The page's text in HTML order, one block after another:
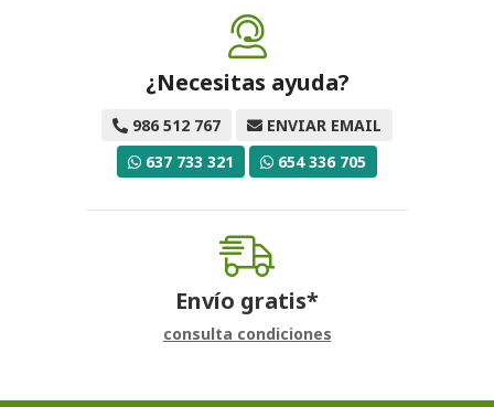
¿Necesitas ayuda?
986 512 767
ENVIAR EMAIL
637 733 321
654 336 705
Envío gratis*
consulta condiciones